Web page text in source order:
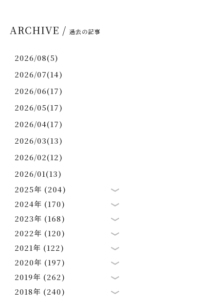
ARCHIVE / 過去の記事
2026/08(5)
2026/07(14)
2026/06(17)
2026/05(17)
2026/04(17)
2026/03(13)
2026/02(12)
2026/01(13)
2025年 (204)
2024年 (170)
2023年 (168)
2022年 (120)
2021年 (122)
2020年 (197)
2019年 (262)
2018年 (240)